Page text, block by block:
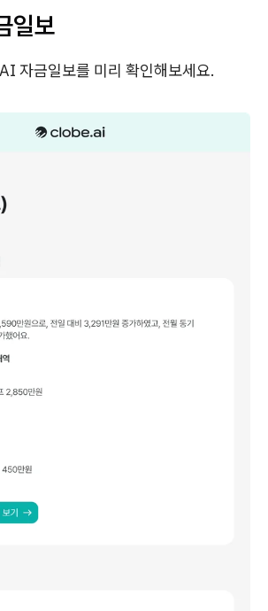
일보
자금일보를 미리 확인해보세요.